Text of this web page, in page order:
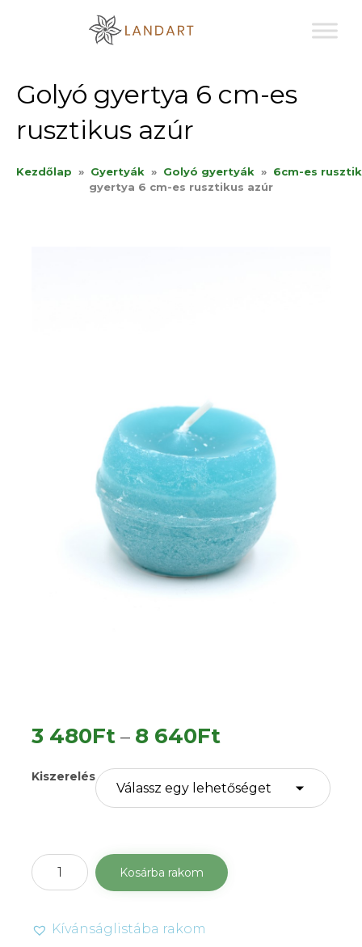
Golyó gyertya 6 cm-es
rusztikus azúr
Kezdőlap » Gyertyák » Golyó gyertyák » 6cm-es
gyertya 6 cm-es rusztikus azúr
3 480Ft – 8 640Ft
3
480Ft
640Ft
Kiszerelés
Golyó
gyertya
es
Kosárba rakom
Kívánságlistába rakom